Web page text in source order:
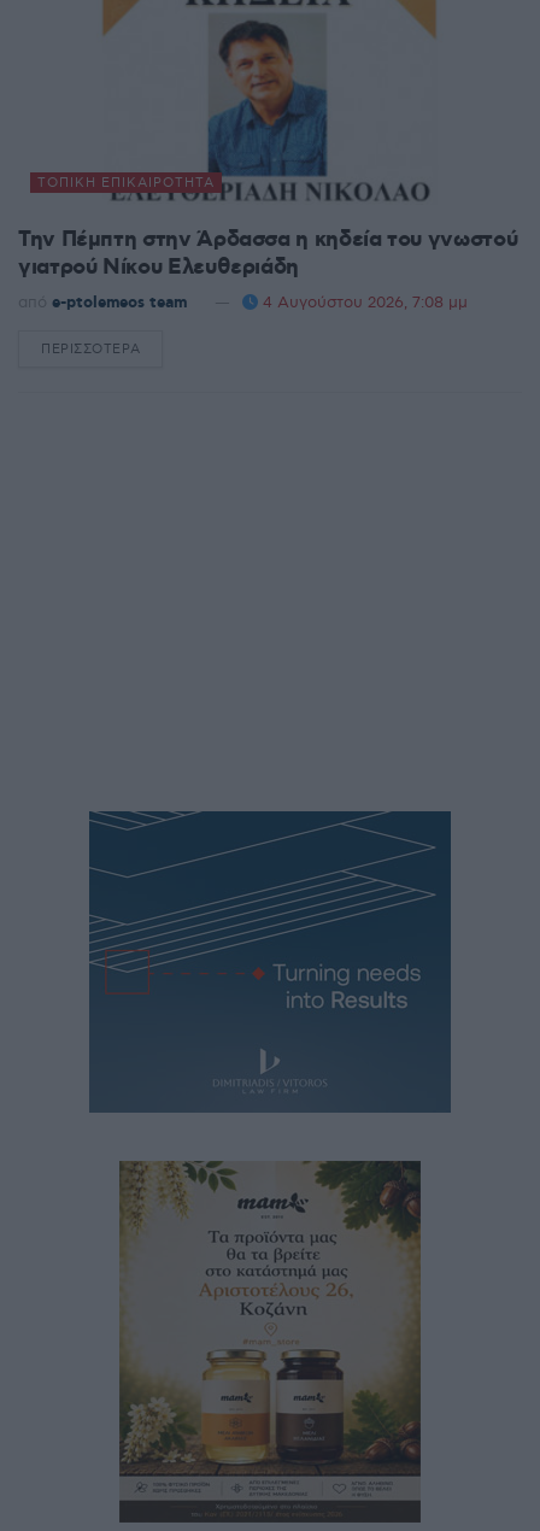
ΤΟΠΙΚΉ ΕΠΙΚΑΙΡΌΤΗΤΑ
Την Πέμπτη στην Άρδασσα η κηδεία του γνωστού
γιατρού Νίκου Ελευθεριάδη
από e-ptolemeos team 4 Αυγούστου 2026, 7:08 μμ
ΠΕΡΙΣΣΌΤΕΡΑ